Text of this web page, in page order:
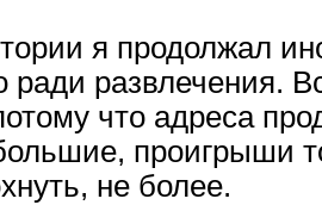
я продолжал
ради развлечения.
что адреса
проигрыши
не более.